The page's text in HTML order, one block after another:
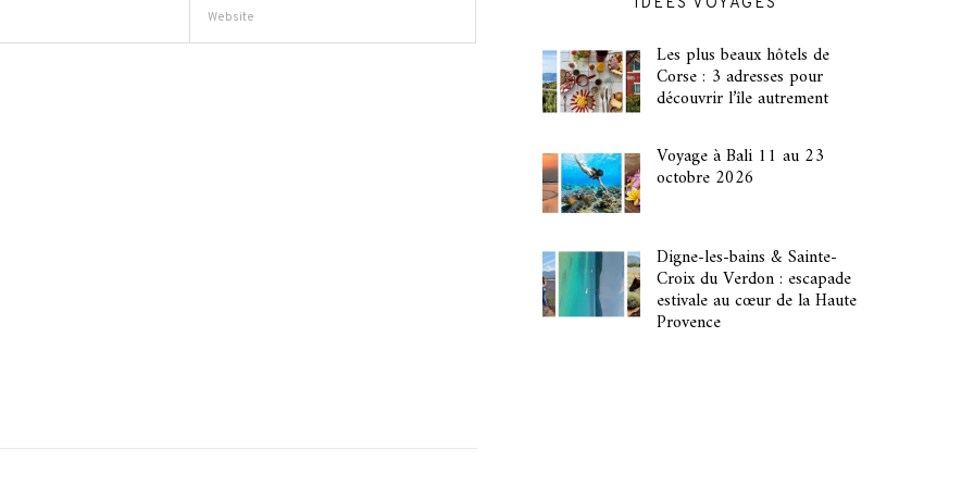
Les plus beaux hôtels de
Corse : 3 adresses pour
découvrir l’île autrement
Voyage à Bali 11 au 23
octobre 2026
Digne-les-bains & Sainte-
Croix du Verdon : escapade
estivale au cœur de la Haute
Provence